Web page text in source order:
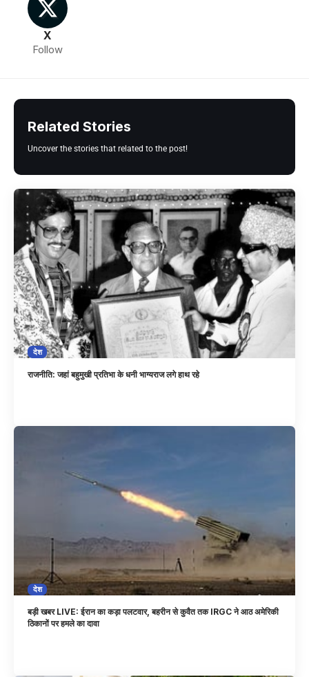
X
Follow
Related Stories
Uncover the stories that related to the post!
देश
राजनीति: जहां बहुमुखी प्रतिभा के धनी भाग्यराज लगे हाथ रहे
देश
बड़ी खबर LIVE: ईरान का कड़ा पलटवार, बहरीन से कुवैत तक IRGC ने आठ अमेरिकी
ठिकानों पर हमले का दावा